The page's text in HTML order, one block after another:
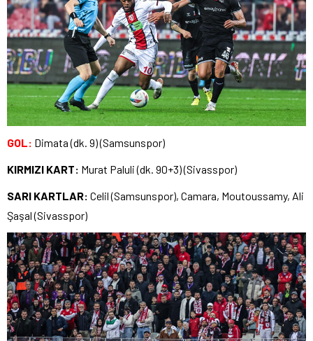
GOL: Dimata (dk. 9) (Samsunspor)
KIRMIZI KART: Murat Paluli (dk. 90+3) (Sivasspor)
SARI KARTLAR: Celil (Samsunspor), Camara, Moutoussamy, Ali
Şaşal (Sivasspor)